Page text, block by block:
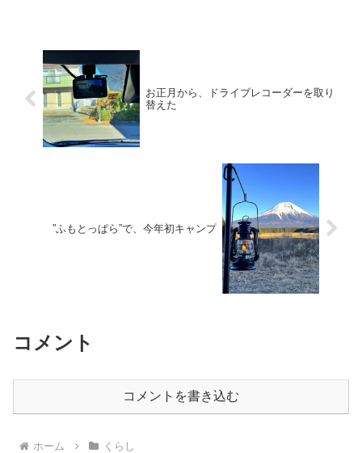
お正月から、ドライブレコーダーを取り
替えた
”ふもとっぱら”で、今年初キャンプ
コメント
コメントを書き込む
ホーム くらし